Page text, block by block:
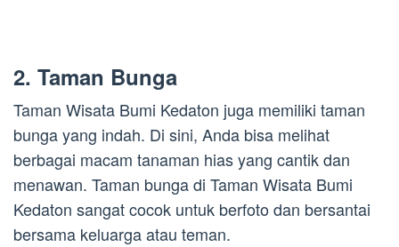
2. Taman Bunga
Taman Wisata Bumi Kedaton juga memiliki taman
bunga yang indah. Di sini, Anda bisa melihat
berbagai macam tanaman hias yang cantik dan
menawan. Taman bunga di Taman Wisata Bumi
Kedaton sangat cocok untuk berfoto dan bersantai
bersama keluarga atau teman.